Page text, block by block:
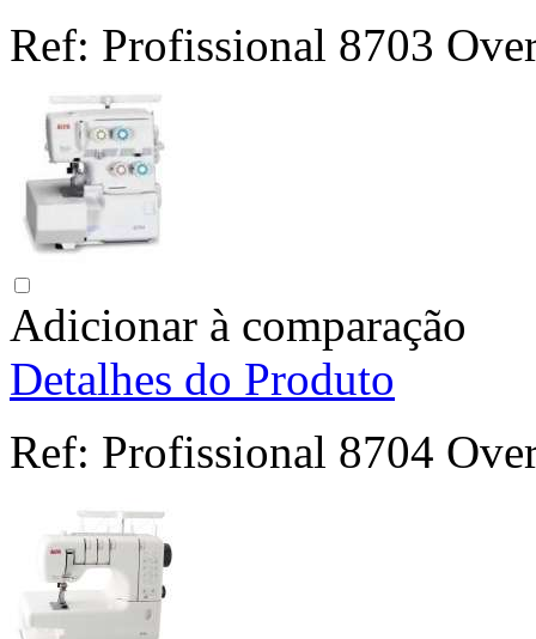
Ref: Profissional 8703
Adicionar à comparação
Detalhes do Produto
Ref: Profissional 8704